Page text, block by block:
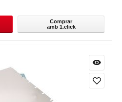
Comprar
amb 1.click